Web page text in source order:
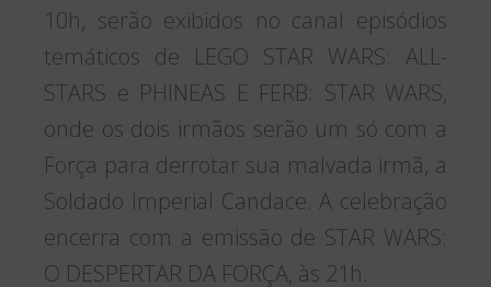
10h, serão exibidos no canal episódios
temáticos de LEGO STAR WARS: ALL-
STARS e PHINEAS E FERB: STAR WARS,
onde os dois irmãos serão um só com a
Força para derrotar sua malvada irmã, a
Soldado Imperial Candace. A celebração
encerra com a emissão de STAR WARS:
O DESPERTAR DA FORÇA, às 21h.